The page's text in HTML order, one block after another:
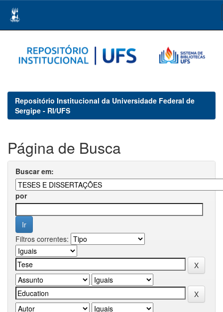
navigation
Repositório Institucional da Universidade Federal de
Sergipe - RI/UFS
Página de Busca
Buscar em:
por
Filtros correntes: